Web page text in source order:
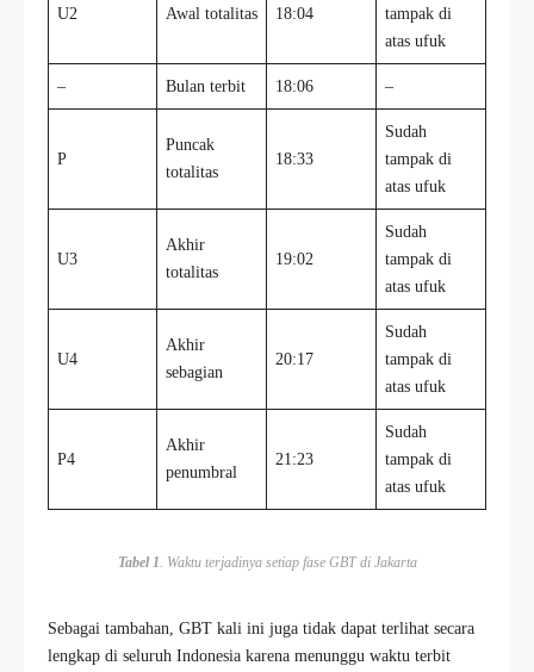
U2 Awal totalitas 18:04
tampak di
atas ufuk
– Bulan terbit 18:06 –
P
Puncak
totalitas
18:33
Sudah
tampak di
atas ufuk
U3
Akhir
totalitas
19:02
Sudah
tampak di
atas ufuk
U4
Akhir
sebagian
20:17
Sudah
tampak di
atas ufuk
P4
Akhir
penumbral
21:23
Sudah
tampak di
atas ufuk
Tabel 1. Waktu terjadinya setiap fase GBT di Jakarta
Sebagai tambahan, GBT kali ini juga tidak dapat terlihat secara
lengkap di seluruh Indonesia karena menunggu waktu terbit